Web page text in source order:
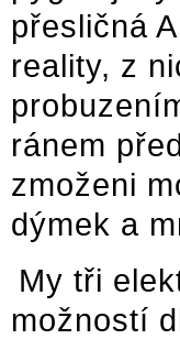
přesličná
reality, z
ránem
zmoženi
dýmek a
My tři
možností